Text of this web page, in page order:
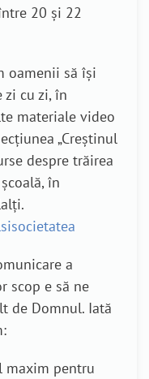
20 și 22
oamenii să își
cu zi, în
materiale video
„Creștinul
despre trăirea
în
a
scop e să ne
de Domnul. Iată
maxim pentru